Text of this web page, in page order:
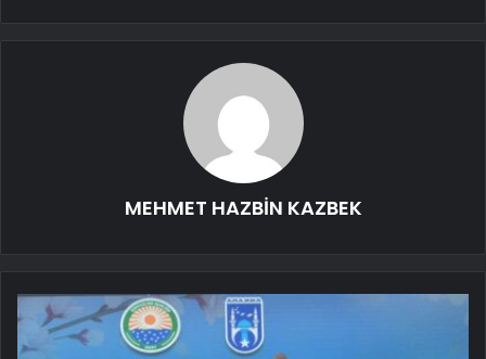
MEHMET HAZBİN KAZBEK